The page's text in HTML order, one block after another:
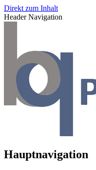
Direkt zum Inhalt
Header Navigation
Hauptnavigation